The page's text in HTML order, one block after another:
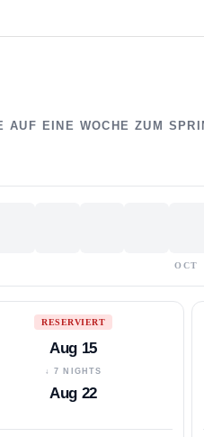
EINE WOCHE ZUM
OCT
RESERVIERT
Aug 15
↓ 7 NIGHTS
Aug 22